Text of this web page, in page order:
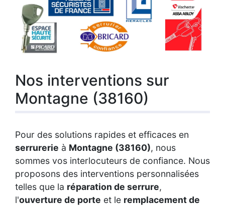
Nos interventions sur
Montagne (38160)
Pour des solutions rapides et efficaces en
serrurerie à Montagne (38160), nous
sommes vos interlocuteurs de confiance. Nous
proposons des interventions personnalisées
telles que la réparation de serrure,
l'ouverture de porte et le remplacement de